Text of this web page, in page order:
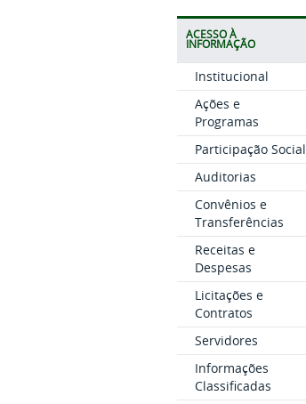
ACESSO À
INFORMAÇÃO
Institucional
Ações e
Programas
Participação Social
Auditorias
Convênios e
Transferências
Receitas e
Despesas
Licitações e
Contratos
Servidores
Informações
Classificadas